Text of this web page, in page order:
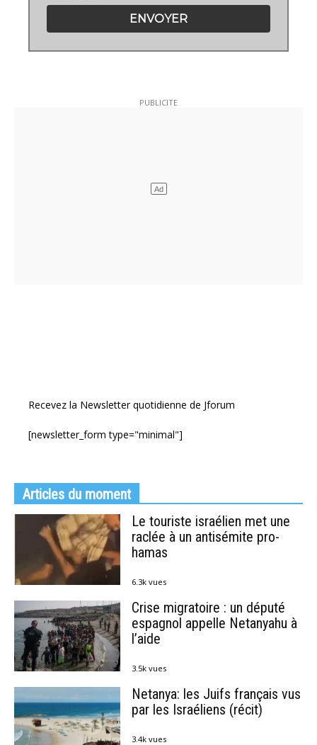
ENVOYER
Recevez la Newsletter quotidienne de Jforum
[newsletter_form type="minimal"]
Articles du moment
Le touriste israélien met une
raclée à un antisémite pro-
hamas
6.3k vues
Crise migratoire : un député
espagnol appelle Netanyahu à
l’aide
3.5k vues
Netanya: les Juifs français vus
par les Israéliens (récit)
3.4k vues